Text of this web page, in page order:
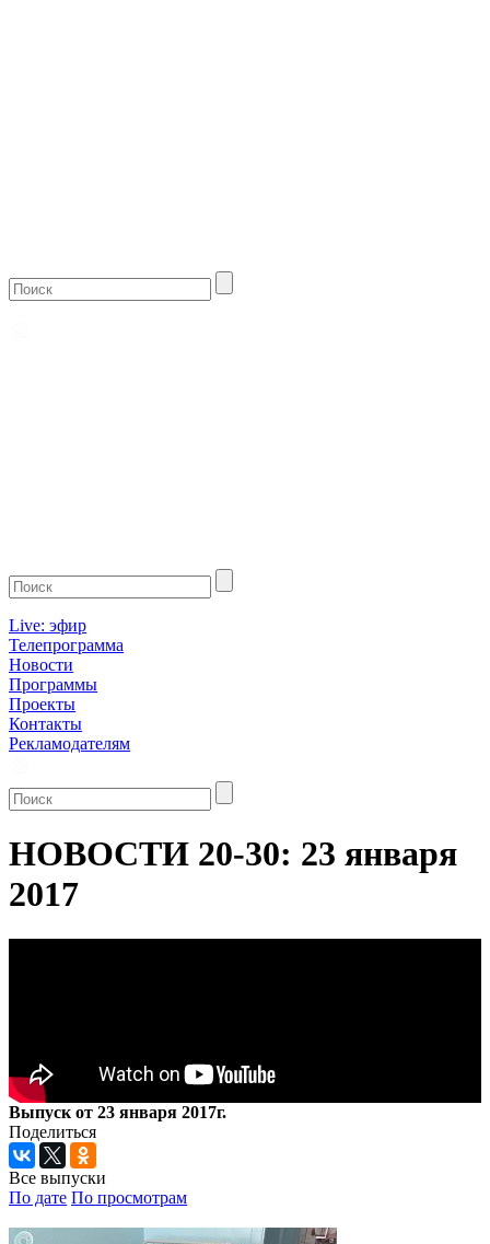
Live: эфир
Телепрограмма
Новости
Программы
Проекты
Контакты
Рекламодателям
НОВОСТИ 20-30: 23 января
2017
Выпуск от 23 января 2017г.
Поделиться
Все выпуски
По дате По просмотрам